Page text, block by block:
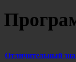
Отличительный